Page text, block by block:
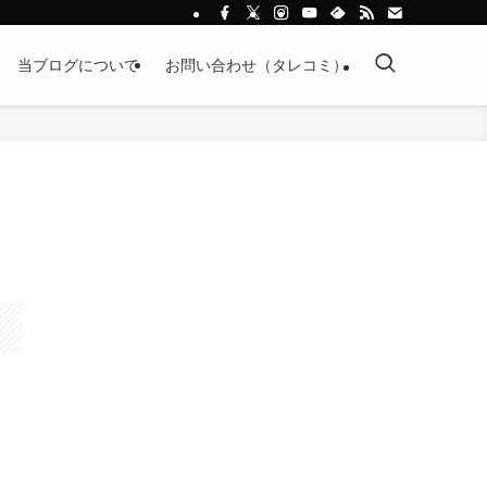
当ブログについて お問い合わせ（タレコミ）